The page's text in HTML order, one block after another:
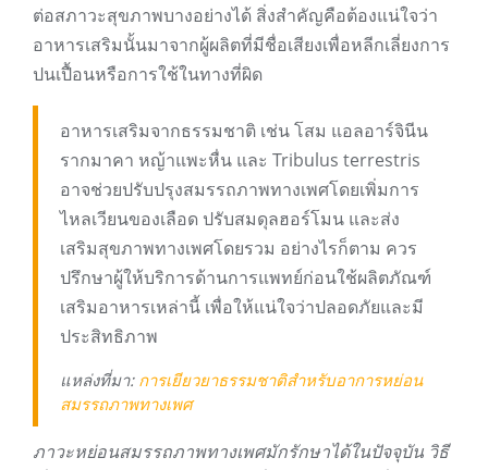
ต่อสภาวะสุขภาพบางอย่างได้ สิ่งสำคัญคือต้องแน่ใจว่า
อาหารเสริมนั้นมาจากผู้ผลิตที่มีชื่อเสียงเพื่อหลีกเลี่ยงการ
ปนเปื้อนหรือการใช้ในทางที่ผิด
อาหารเสริมจากธรรมชาติ เช่น โสม แอลอาร์จินีน
รากมาคา หญ้าแพะหื่น และ Tribulus terrestris
อาจช่วยปรับปรุงสมรรถภาพทางเพศโดยเพิ่มการ
ไหลเวียนของเลือด ปรับสมดุลฮอร์โมน และส่ง
เสริมสุขภาพทางเพศโดยรวม อย่างไรก็ตาม ควร
ปรึกษาผู้ให้บริการด้านการแพทย์ก่อนใช้ผลิตภัณฑ์
เสริมอาหารเหล่านี้ เพื่อให้แน่ใจว่าปลอดภัยและมี
ประสิทธิภาพ
แหล่งที่มา: การเยียวยาธรรมชาติสำหรับอาการหย่อน
สมรรถภาพทางเพศ
ภาวะหย่อนสมรรถภาพทางเพศมักรักษาได้ในปัจจุบัน วิธี